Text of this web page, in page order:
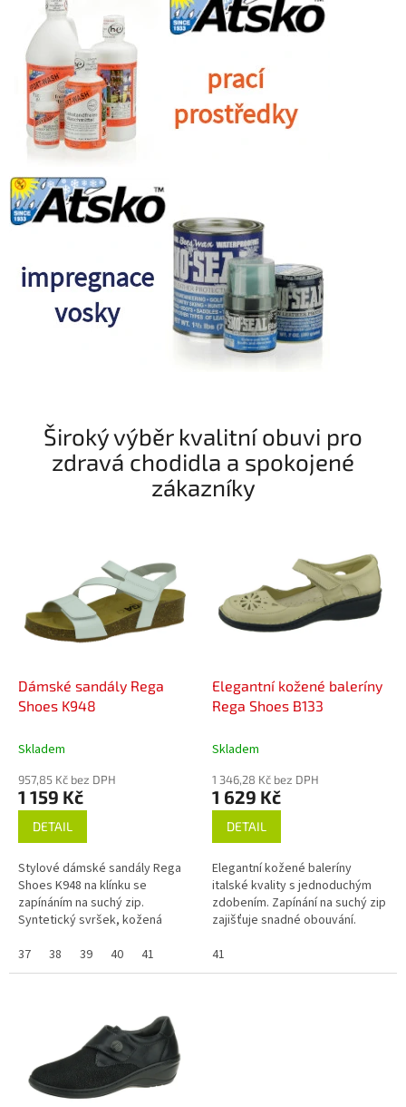
Široký výběr kvalitní obuvi pro
zdravá chodidla a spokojené
zákazníky
Dámské sandály Rega
Shoes K948
Skladem
957,85 Kč bez DPH
1 159 Kč
DETAIL
Stylové dámské sandály Rega
Shoes K948 na klínku se
zapínáním na suchý zip.
Syntetický svršek, kožená
Vyrobeno ve Španělsku.
37 38 39 40 41
Elegantní kožené baleríny
Rega Shoes B133
Skladem
1 346,28 Kč bez DPH
1 629 Kč
DETAIL
Elegantní kožené baleríny
italské kvality s jednoduchým
zdobením. Zapínání na suchý zip
zajišťuje snadné obouvání.
nošení.
41